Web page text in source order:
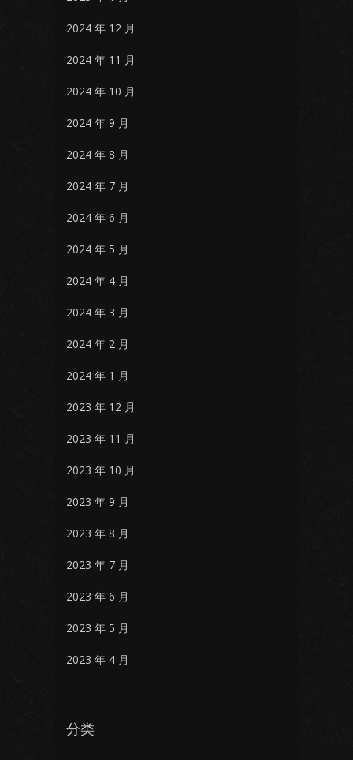
2024 年 12 月
2024 年 11 月
2024 年 10 月
2024 年 9 月
2024 年 8 月
2024 年 7 月
2024 年 6 月
2024 年 5 月
2024 年 4 月
2024 年 3 月
2024 年 2 月
2024 年 1 月
2023 年 12 月
2023 年 11 月
2023 年 10 月
2023 年 9 月
2023 年 8 月
2023 年 7 月
2023 年 6 月
2023 年 5 月
2023 年 4 月
分类